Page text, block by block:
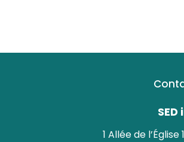
SED
1 Allée de